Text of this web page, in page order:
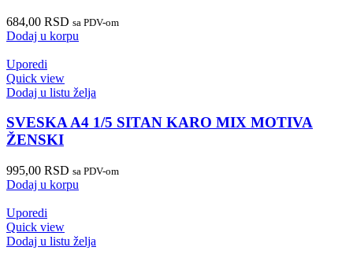
684,00 RSD sa PDV-om
Dodaj u korpu
Uporedi
Quick view
Dodaj u listu želja
SVESKA A4 1/5 SITAN KARO MIX MOTIVA
ŽENSKI
995,00 RSD sa PDV-om
Dodaj u korpu
Uporedi
Quick view
Dodaj u listu želja